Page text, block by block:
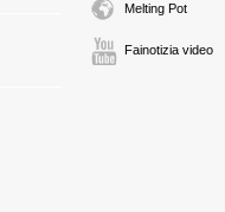
Melting Pot
Fainotizia video